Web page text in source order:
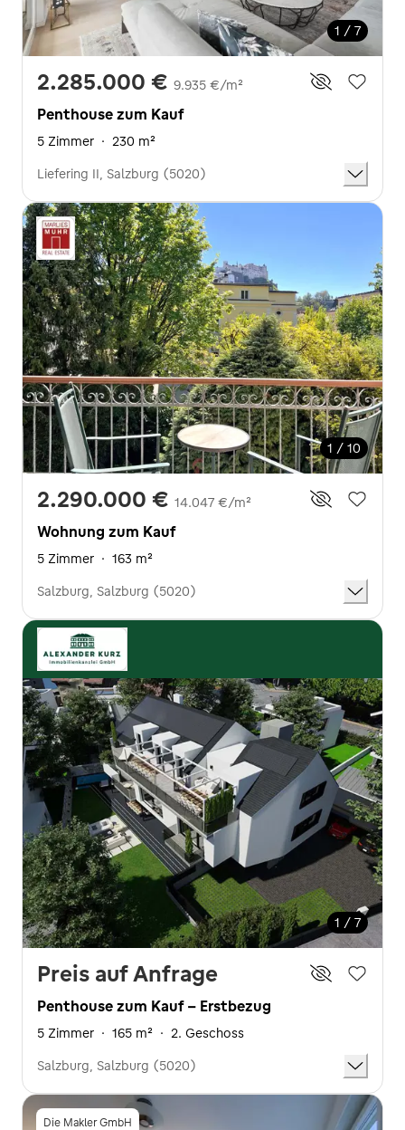
1 / 7
2.285.000 € 9.935 €/m²
Penthouse zum Kauf
5 Zimmer · 230 m²
Liefering II, Salzburg (5020)
1 / 10
2.290.000 € 14.047 €/m²
Wohnung zum Kauf
5 Zimmer · 163 m²
Salzburg, Salzburg (5020)
1 / 7
Preis auf Anfrage
Penthouse zum Kauf - Erstbezug
5 Zimmer · 165 m² · 2. Geschoss
Salzburg, Salzburg (5020)
Die Makler GmbH